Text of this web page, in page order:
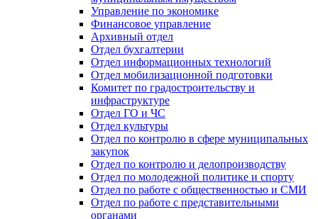
Управление по экономике
Финансовое управление
Архивный отдел
Отдел бухгалтерии
Отдел информационных технологий
Отдел мобилизационной подготовки
Комитет по градостроительству и
инфраструктуре
Отдел ГО и ЧС
Отдел культуры
Отдел по контролю в сфере муниципальных
закупок
Отдел по контролю и делопроизводству
Отдел по молодежной политике и спорту
Отдел по работе с общественностью и СМИ
Отдел по работе с представительными
органами